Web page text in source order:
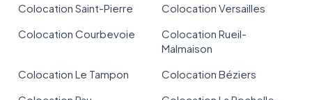
Colocation Saint-Pierre
Colocation Versailles
Colocation Courbevoie
Colocation Rueil-
Malmaison
Colocation Le Tampon
Colocation Béziers